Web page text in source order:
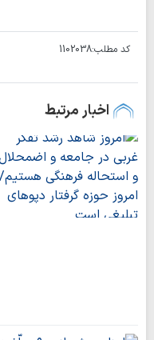
کد مطلب:1102038
اخبار مرتبط